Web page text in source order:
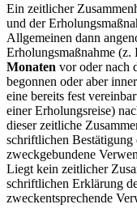
Ein zeitlicher
und der
Allgemeinen dann
Erholungsmaßnahme
Monaten vor oder nach
begonnen oder aber
eine bereits fest
einer Erholungsreise)
dieser zeitliche
schriftlichen Bestätigung
zweckgebundene
Liegt kein zeitlicher
schriftlichen Erklärung
zweckentsprechende